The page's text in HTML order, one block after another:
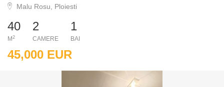
Malu Rosu, Ploiesti
40
M 2
2
CAMERE
1
BAI
45,000 EUR